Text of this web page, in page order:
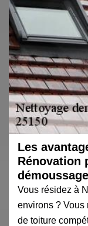
Les
Rénovation
Vous résidez à
environs ? Vous
de toiture